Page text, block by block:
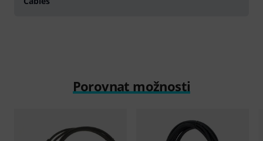
Porovnat možnosti